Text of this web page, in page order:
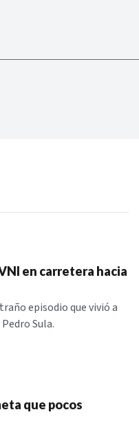
en carretera hacia
episodio que vivió a
Sula.
que pocos